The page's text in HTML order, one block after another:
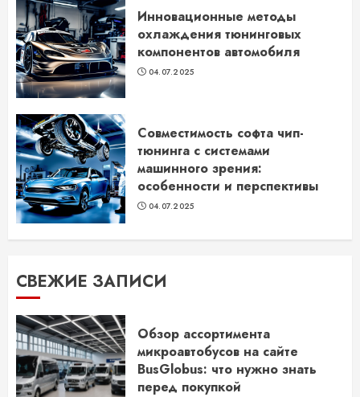
Инновационные методы
охлаждения тюнинговых
компонентов автомобиля
04.07.2025
Совместимость софта чип-
тюнинга с системами
машинного зрения:
особенности и перспективы
04.07.2025
СВЕЖИЕ ЗАПИСИ
Обзор ассортимента
микроавтобусов на сайте
BusGlobus: что нужно знать
перед покупкой